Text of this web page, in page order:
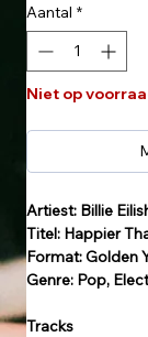
Aantal *
Niet op
Artiest: Billie
Titel: Happier
Format: Golden
Genre: Pop,
Tracks